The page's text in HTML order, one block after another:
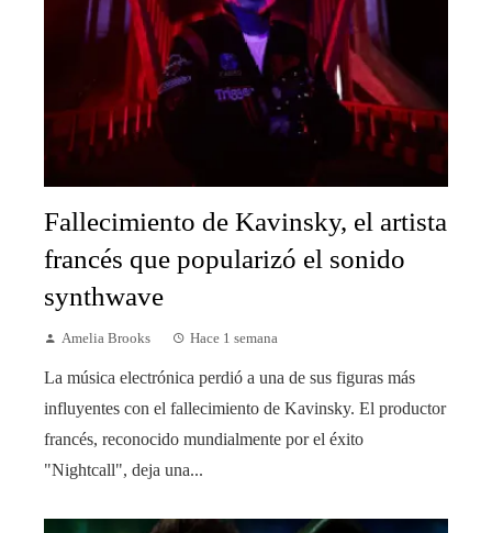
Fallecimiento de Kavinsky, el artista
francés que popularizó el sonido
synthwave
Amelia Brooks Hace 1 semana
La música electrónica perdió a una de sus figuras más
influyentes con el fallecimiento de Kavinsky. El productor
francés, reconocido mundialmente por el éxito
"Nightcall", deja una...